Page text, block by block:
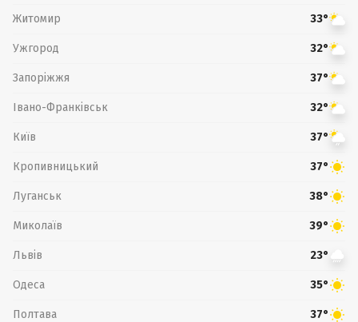
Житомир 33°
Ужгород 32°
Запоріжжя 37°
Івано-Франківськ 32°
Київ 37°
Кропивницький 37°
Луганськ 38°
Миколаїв 39°
Львів 23°
Одеса 35°
Полтава 37°